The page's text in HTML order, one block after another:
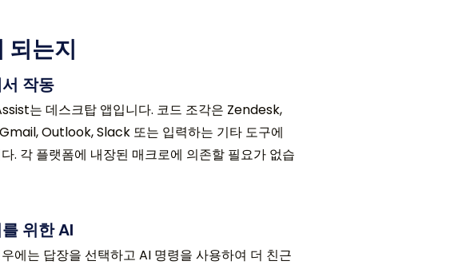
는지
작동
는 데스크탑 앱입니다. 코드 조각은 Zendesk,
Outlook, Slack 또는 입력하는 기타 도구에
. 각 플랫폼에 내장된 매크로에 의존할 필요가 없습
위한 AI
에는 답장을 선택하고 AI 명령을 사용하여 더 친근